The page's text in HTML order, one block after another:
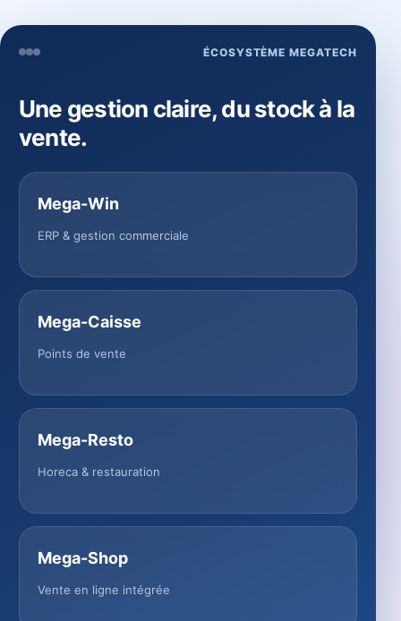
ÉCOSYSTÈME MEGATECH
Une gestion claire, du stock à la
vente.
Mega-Win
ERP & gestion commerciale
Mega-Caisse
Points de vente
Mega-Resto
Horeca & restauration
Mega-Shop
Vente en ligne intégrée